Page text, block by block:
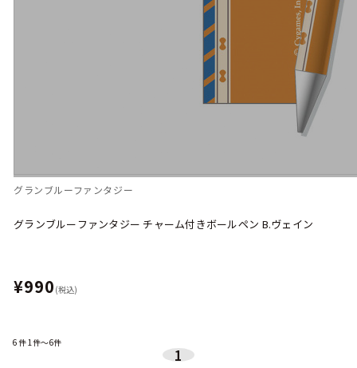
グランブルーファンタジー
グランブルーファンタジー チャーム付きボールペン B.ヴェイン
¥990 (税込)
6件1件～6件
1